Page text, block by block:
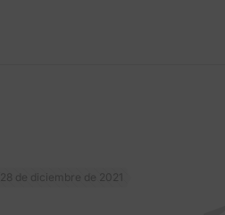
28 de diciembre de 2021